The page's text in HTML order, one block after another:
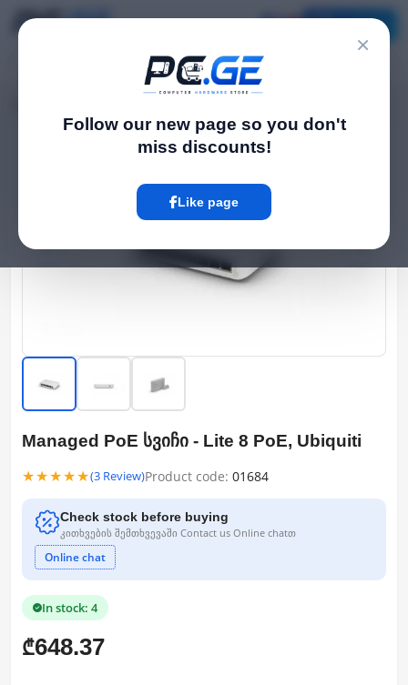
×
Follow our new page so you don't
miss discounts!
Like page
‹ ›
Managed PoE სვიჩი - Lite 8 PoE, Ubiquiti
★★★★★(3 Review)Product code: 01684
Check stock before buying
კითხვების შემთხვევაში Contact us Online chatთ
Online chat
In stock: 4
₾648.37